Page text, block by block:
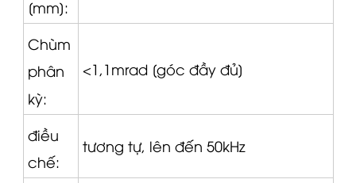
[mm]:
Chùm
phân
kỳ:
<1,1mrad [góc đầy đủ]
điều
chế:
tương tự, lên đến 50kHz